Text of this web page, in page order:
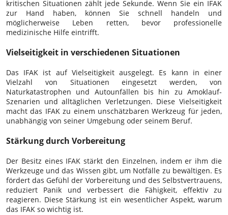
kritischen Situationen zählt jede Sekunde. Wenn Sie ein IFAK
zur Hand haben, können Sie schnell handeln und
möglicherweise Leben retten, bevor professionelle
medizinische Hilfe eintrifft.
Vielseitigkeit in verschiedenen Situationen
Das IFAK ist auf Vielseitigkeit ausgelegt. Es kann in einer
Vielzahl von Situationen eingesetzt werden, von
Naturkatastrophen und Autounfällen bis hin zu Amoklauf-
Szenarien und alltäglichen Verletzungen. Diese Vielseitigkeit
macht das IFAK zu einem unschätzbaren Werkzeug für jeden,
unabhängig von seiner Umgebung oder seinem Beruf.
Stärkung durch Vorbereitung
Der Besitz eines IFAK stärkt den Einzelnen, indem er ihm die
Werkzeuge und das Wissen gibt, um Notfälle zu bewältigen. Es
fördert das Gefühl der Vorbereitung und des Selbstvertrauens,
reduziert Panik und verbessert die Fähigkeit, effektiv zu
reagieren. Diese Stärkung ist ein wesentlicher Aspekt, warum
das IFAK so wichtig ist.